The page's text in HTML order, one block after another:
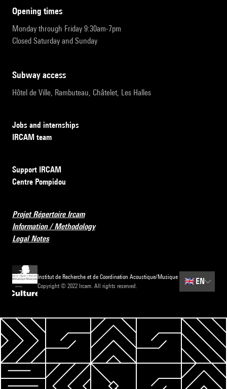
opening times
Monday through Friday 9:30am-7pm
Closed Saturday and Sunday
subway access
Hôtel de Ville, Rambuteau, Châtelet, Les Halles
Jobs and internships
IRCAM team
Support IRCAM
Centre Pompidou
Projet Répertoire Ircam
Information / Methodology
Legal Notes
Institut de Recherche et de Coordination Acoustique/Musique
Copyright © 2022 Ircam. All rights reserved.
🇬🇧 EN